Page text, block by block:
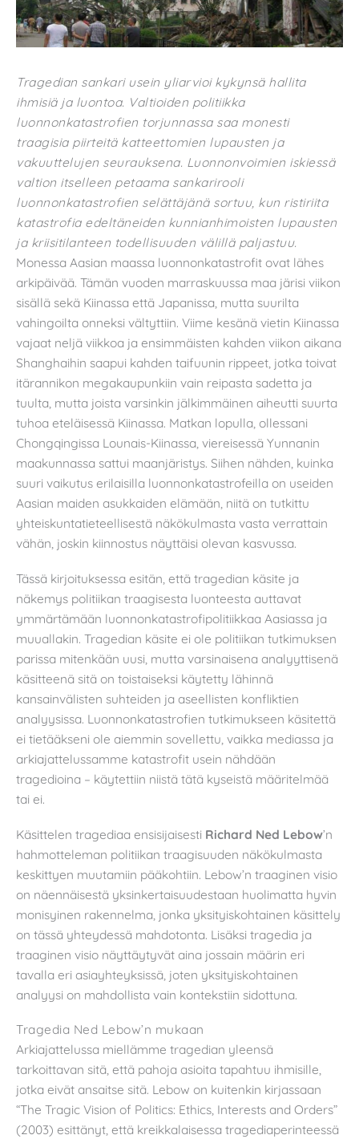
Tragedian sankari usein yliarvioi kykynsä hallita
ihmisiä ja luontoa. Valtioiden politiikka
luonnonkatastrofien torjunnassa saa monesti
traagisia piirteitä katteettomien lupausten ja
vakuuttelujen seurauksena. Luonnonvoimien iskiessä
valtion itselleen petaama sankarirooli
luonnonkatastrofien selättäjänä sortuu, kun ristiriita
katastrofia edeltäneiden kunnianhimoisten lupausten
ja kriisitilanteen todellisuuden välillä paljastuu.
Monessa Aasian maassa luonnonkatastrofit ovat lähes
arkipäivää. Tämän vuoden marraskuussa maa järisi viikon
sisällä sekä Kiinassa että Japanissa, mutta suurilta
vahingoilta onneksi vältyttiin. Viime kesänä vietin Kiinassa
vajaat neljä viikkoa ja ensimmäisten kahden viikon aikana
Shanghaihin saapui kahden taifuunin rippeet, jotka toivat
itärannikon megakaupunkiin vain reipasta sadetta ja
tuulta, mutta joista varsinkin jälkimmäinen aiheutti suurta
tuhoa eteläisessä Kiinassa. Matkan lopulla, ollessani
Chongqingissa Lounais-Kiinassa, viereisessä Yunnanin
maakunnassa sattui maanjäristys. Siihen nähden, kuinka
suuri vaikutus erilaisilla luonnonkatastrofeilla on useiden
Aasian maiden asukkaiden elämään, niitä on tutkittu
yhteiskuntatieteellisestä näkökulmasta vasta verrattain
vähän, joskin kiinnostus näyttäisi olevan kasvussa.
Tässä kirjoituksessa esitän, että tragedian käsite ja
näkemys politiikan traagisesta luonteesta auttavat
ymmärtämään luonnonkatastrofipolitiikkaa Aasiassa ja
muuallakin. Tragedian käsite ei ole politiikan tutkimuksen
parissa mitenkään uusi, mutta varsinaisena analyyttisenä
käsitteenä sitä on toistaiseksi käytetty lähinnä
kansainvälisten suhteiden ja aseellisten konfliktien
analyysissa. Luonnonkatastrofien tutkimukseen käsitettä
ei tietääkseni ole aiemmin sovellettu, vaikka mediassa ja
arkiajattelussamme katastrofit usein nähdään
tragedioina – käytettiin niistä tätä kyseistä määritelmää
tai ei.
Käsittelen tragediaa ensisijaisesti Richard Ned Lebow’n
hahmotteleman politiikan traagisuuden näkökulmasta
keskittyen muutamiin pääkohtiin. Lebow’n traaginen visio
on näennäisestä yksinkertaisuudestaan huolimatta hyvin
monisyinen rakennelma, jonka yksityiskohtainen käsittely
on tässä yhteydessä mahdotonta. Lisäksi tragedia ja
traaginen visio näyttäytyvät aina jossain määrin eri
tavalla eri asiayhteyksissä, joten yksityiskohtainen
analyysi on mahdollista vain kontekstiin sidottuna.
Tragedia Ned Lebow’n mukaan
Arkiajattelussa miellämme tragedian yleensä
tarkoittavan sitä, että pahoja asioita tapahtuu ihmisille,
jotka eivät ansaitse sitä. Lebow on kuitenkin kirjassaan
“The Tragic Vision of Politics: Ethics, Interests and Orders”
(2003) esittänyt, että kreikkalaisessa tragediaperinteessä